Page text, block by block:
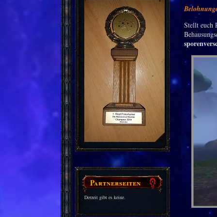
Partnerseiten
Derzeit gibt es keine.
Stellt euch